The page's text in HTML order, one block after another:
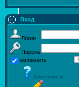
Вход
Логин
Пароль
запомнить
Забыл пароль